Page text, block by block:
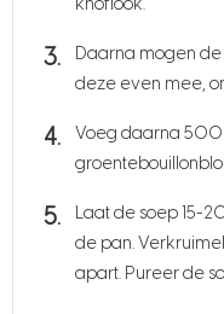
knoflook.
Daarna mogen
deze even mee,
Voeg daarna
Laat de soep 15-
de pan.
apart. Pureer de